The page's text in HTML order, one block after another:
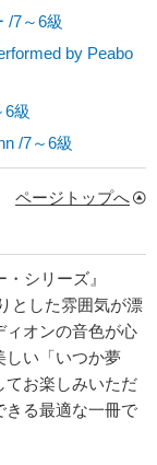
/7～6級
by Peabo
6級
/7～6級
ページトップへ
シリーズ』
とした雰囲気が漂
ィオンの音色が心
しい「いつか夢
てお楽しみいただ
きる最適な一冊で